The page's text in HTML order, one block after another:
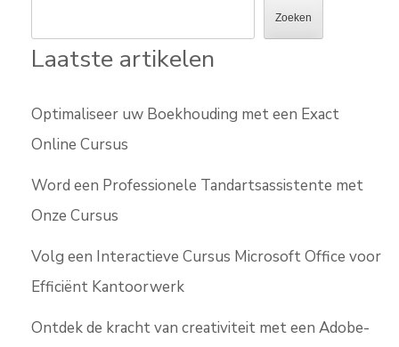
Zoeken
Laatste artikelen
Optimaliseer uw Boekhouding met een Exact
Online Cursus
Word een Professionele Tandartsassistente met
Onze Cursus
Volg een Interactieve Cursus Microsoft Office voor
Efficiënt Kantoorwerk
Ontdek de kracht van creativiteit met een Adobe-